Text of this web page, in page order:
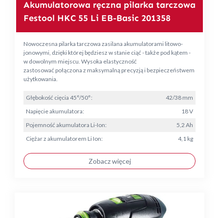
Akumulatorowa ręczna pilarka tarczowa
Festool HKC 55 Li EB-Basic 201358
Nowoczesna pilarka tarczowa zasilana akumulatorami litowo-
jonowymi, dzięki której będziesz w stanie ciąć - także pod kątem -
w dowolnym miejscu. Wysoka elastyczność
zastosować połączona z maksymalną precyzją i bezpieczeństwem
użytkowania.
Głębokość cięcia 45°/50°:
42/38 mm
Napięcie akumulatora:
18 V
Pojemność akumulatora Li-Ion:
5,2 Ah
Ciężar z akumulatorem Li Ion:
4,1 kg
Zobacz więcej